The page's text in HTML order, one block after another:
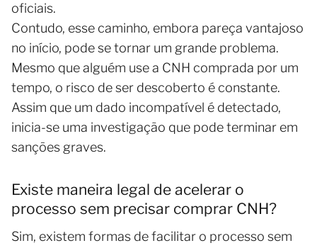
oficiais.
Contudo, esse caminho, embora pareça vantajoso
no início, pode se tornar um grande problema.
Mesmo que alguém use a CNH comprada por um
tempo, o risco de ser descoberto é constante.
Assim que um dado incompatível é detectado,
inicia-se uma investigação que pode terminar em
sanções graves.
Existe maneira legal de acelerar o
processo sem precisar comprar CNH?
Sim, existem formas de facilitar o processo sem